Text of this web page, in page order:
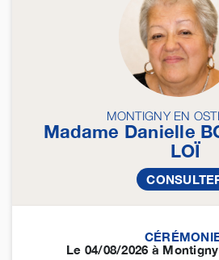
MONTIGNY EN
Madame Danielle
LOÏ
Le 04/08/2026 à